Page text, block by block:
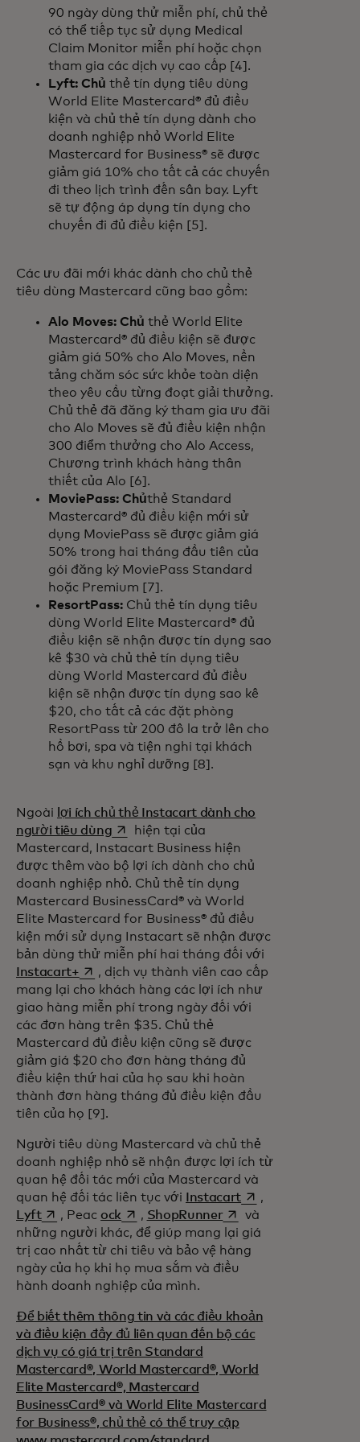
90 ngày dùng thử miễn phí, chủ thẻ
có thể tiếp tục sử dụng Medical
Claim Monitor miễn phí hoặc chọn
tham gia các dịch vụ cao cấp [4].
Lyft: Chủ thẻ tín dụng tiêu dùng
World Elite Mastercard® đủ điều
kiện và chủ thẻ tín dụng dành cho
doanh nghiệp nhỏ World Elite
Mastercard for Business® sẽ được
giảm giá 10% cho tất cả các chuyến
đi theo lịch trình đến sân bay. Lyft
sẽ tự động áp dụng tín dụng cho
chuyến đi đủ điều kiện [5].
Các ưu đãi mới khác dành cho chủ thẻ
tiêu dùng Mastercard cũng bao gồm:
Alo Moves: Chủ thẻ World Elite
Mastercard® đủ điều kiện sẽ được
giảm giá 50% cho Alo Moves, nền
tảng chăm sóc sức khỏe toàn diện
theo yêu cầu từng đoạt giải thưởng.
Chủ thẻ đã đăng ký tham gia ưu đãi
cho Alo Moves sẽ đủ điều kiện nhận
300 điểm thưởng cho Alo Access,
Chương trình khách hàng thân
thiết của Alo [6].
MoviePass: Chủthẻ Standard
Mastercard® đủ điều kiện mới sử
dụng MoviePass sẽ được giảm giá
50% trong hai tháng đầu tiên của
gói đăng ký MoviePass Standard
hoặc Premium [7].
ResortPass: Chủ thẻ tín dụng tiêu
dùng World Elite Mastercard® đủ
điều kiện sẽ nhận được tín dụng sao
kê $30 và chủ thẻ tín dụng tiêu
dùng World Mastercard đủ điều
kiện sẽ nhận được tín dụng sao kê
$20, cho tất cả các đặt phòng
ResortPass từ 200 đô la trở lên cho
hồ bơi, spa và tiện nghi tại khách
sạn và khu nghỉ dưỡng [8].
Ngoài lợi ích chủ thẻ Instacart dành cho
người tiêu dùngopens in a new tab
hiện tại của
Mastercard,
Instacart Business hiện
được thêm vào bộ lợi ích dành cho chủ
doanh nghiệp nhỏ. Chủ thẻ tín dụng
Mastercard BusinessCard® và World
Elite Mastercard for Business® đủ điều
kiện mới sử dụng Instacart sẽ nhận được
bản dùng thử miễn phí hai tháng đối với
Instacart+opens in a new tab
, dịch vụ thành viên cao cấp
mang lại cho khách hàng các lợi ích như
giao hàng miễn phí trong ngày đối với
các đơn hàng trên $35. Chủ thẻ
Mastercard đủ điều kiện cũng sẽ được
giảm giá $20 cho đơn hàng tháng đủ
điều kiện thứ hai của họ sau khi hoàn
thành đơn hàng tháng đủ điều kiện đầu
tiên của họ [9].
Người tiêu dùng Mastercard và chủ thẻ
doanh nghiệp nhỏ sẽ nhận được lợi ích từ
quan hệ đối tác mới của Mastercard và
quan hệ đối tác liên tục với
Instacartopens in a new tab
,
Lyftopens in a new tab
, Peac ock opens in a new tab
, ShopRunneropens in a new tab
và
những người khác, để giúp mang lại giá
trị cao nhất từ chi tiêu và bảo vệ hàng
ngày của họ khi họ mua sắm và điều
hành doanh nghiệp của mình.
Để biết thêm thông tin và các điều khoản
và điều kiện đầy đủ liên quan đến bộ các
dịch vụ có giá trị trên Standard
Mastercard®, World Mastercard®, World
Elite Mastercard®, Mastercard
BusinessCard® và World Elite Mastercard
for Business®, chủ thẻ có thể truy cập